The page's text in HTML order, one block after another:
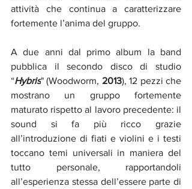
attività che continua a caratterizzare
fortemente l’anima del gruppo.
A due anni dal primo album la band
pubblica il secondo disco di studio
“Hybris" (Woodworm, 2013), 12 pezzi che
mostrano un gruppo fortemente
maturato rispetto al lavoro precedente: il
sound si fa più ricco grazie
all’introduzione di fiati e violini e i testi
toccano temi universali in maniera del
tutto personale, rapportandoli
all’esperienza stessa dell’essere parte di